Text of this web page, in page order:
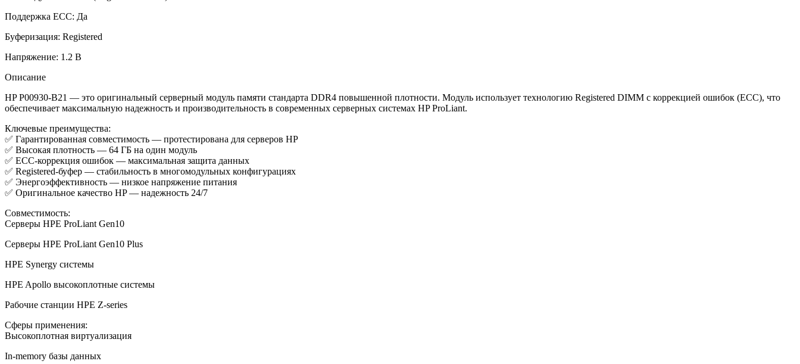
Поддержка ECC: Да
Буферизация: Registered
Напряжение: 1.2 В
Описание
HP P00930-B21 — это оригинальный серверный модуль памяти стандарта DDR4 повышенной плотности. Модуль использует технологию Registered DIMM с коррекцией ошибок (ECC), что
обеспечивает максимальную надежность и производительность в современных серверных системах HP ProLiant.
Ключевые преимущества:
✅ Гарантированная совместимость — протестирована для серверов HP
✅ Высокая плотность — 64 ГБ на один модуль
✅ ECC-коррекция ошибок — максимальная защита данных
✅ Registered-буфер — стабильность в многомодульных конфигурациях
✅ Энергоэффективность — низкое напряжение питания
✅ Оригинальное качество HP — надежность 24/7
Совместимость:
Серверы HPE ProLiant Gen10
Серверы HPE ProLiant Gen10 Plus
HPE Synergy системы
HPE Apollo высокоплотные системы
Рабочие станции HPE Z-series
Сферы применения:
Высокоплотная виртуализация
In-memory базы данных